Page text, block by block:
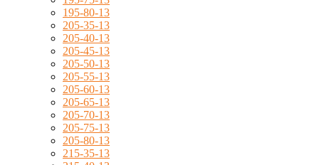
195-80-13
205-35-13
205-40-13
205-45-13
205-50-13
205-55-13
205-60-13
205-65-13
205-70-13
205-75-13
205-80-13
215-35-13